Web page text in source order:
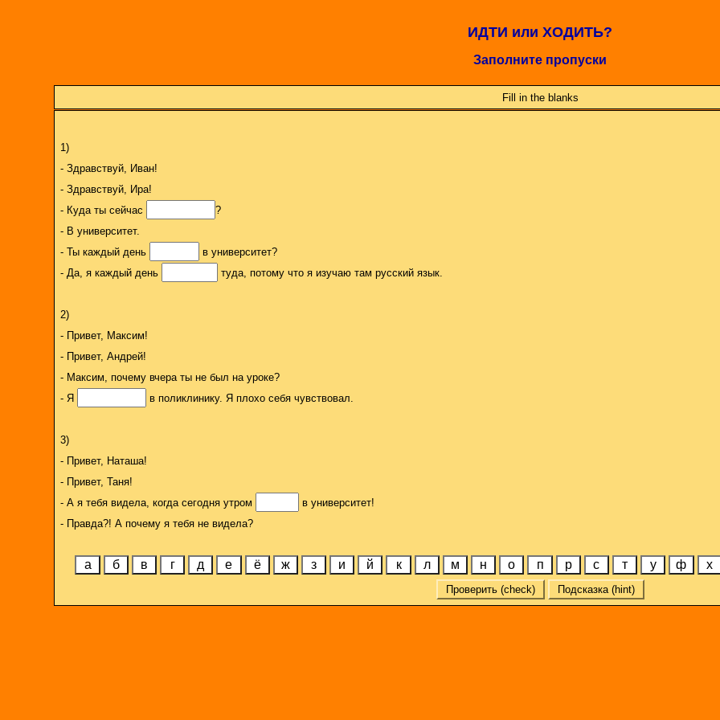
ИДТИ или ХОДИТЬ?
Заполните пропуски
Fill in the blanks
1)
- Здравствуй, Иван!
- Здравствуй, Ира!
- Куда ты сейчас
?
- В университет.
- Ты каждый день
в университет?
- Да, я каждый день
туда, потому что я изучаю там русский язык.
2)
- Привет, Максим!
- Привет, Андрей!
- Максим, почему вчера ты не был на уроке?
- Я
в поликлинику. Я плохо себя чувствовал.
3)
- Привет, Наташа!
- Привет, Таня!
- А я тебя видела, когда сегодня утром
в университет!
- Правда?! А почему я тебя не видела?
а б в г д е ё ж з и й к л м н о п р с т у ф х
Проверить (check) Подсказка (hint)